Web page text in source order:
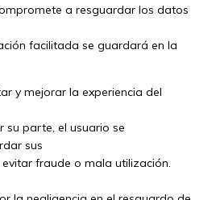
a resguardar los datos
facilitada se guardará en la
y mejorar la experiencia del
su parte, el usuario se
sus
fraude o mala utilización.